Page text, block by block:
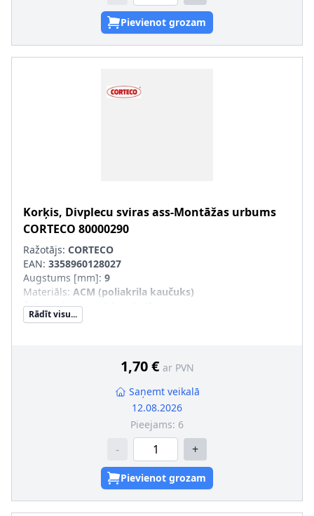
Pievienot grozam
Korķis, Divplecu sviras ass-Montāžas urbums
CORTECO 80000290
Ražotājs: CORTECO
EAN: 3358960128027
Augstums [mm]: 9
Materiāls: ACM (poliakrila kaučuks)
Ārējais diametrs 1 [mm]
Rādīt visu...
1,70 € ar PVN
Saņemt veikalā
12.08.2026
Pieejams: 6
- +
Pievienot grozam